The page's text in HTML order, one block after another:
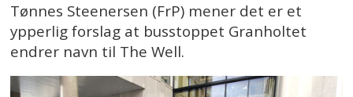
Tønnes Steenersen (FrP) mener det er et
ypperlig forslag at busstoppet Granholtet
endrer navn til The Well.